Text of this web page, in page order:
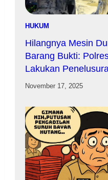
HUKUM
Hilangnya Mesin
Barang Bukti:
Lakukan
November 17, 2025